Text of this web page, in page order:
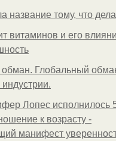
название тому, что
витаминов и его
обман. Глобальный
Лопес исполнилось
к возрасту -
манифест